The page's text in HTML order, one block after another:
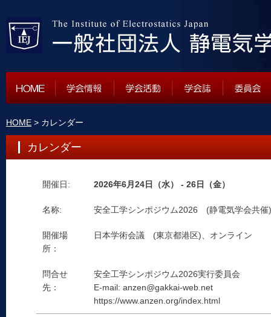
HOME > カレンダー
カレンダー
開催日: 2026年6月24日（水） - 26日（金）
名称: 安全工学シンポジウム2026 (静電気学会共催)
開催場
所：
日本学術会議 (東京都港区)、オンライン
問合せ
先：
安全工学シンポジウム2026実行委員会
E-mail: anzen@gakkai-web.net
https://www.anzen.org/index.html